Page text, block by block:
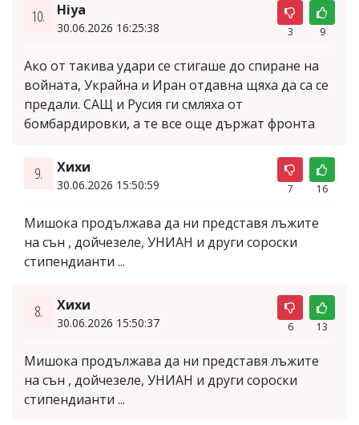
10. Hiya
30.06.2026 16:25:38 3 9
Ако от такива удари се стигаше до спиране на
войната, Украйна и Иран отдавна щяха да са се
предали. САЩ и Русия ги смляха от
бомбардировки, а те все още държат фронта
9. Хихи
30.06.2026 15:50:59 7 16
Мишока продължава да ни представя лъжите
на сън , дойчезеле, УНИАН и други сороски
стипендианти ...
8. Хихи
30.06.2026 15:50:37 6 13
Мишока продължава да ни представя лъжите
на сън , дойчезеле, УНИАН и други сороски
стипендианти ...